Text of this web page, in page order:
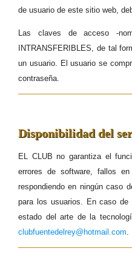
de usuario de este sitio web,
Las claves de acceso -
INTRANSFERIBLES, de tal
un usuario. El usuario se
contraseña.
Disponibilidad del
EL CLUB no garantiza el
errores de software, fallos
respondiendo en ningún caso
para los usuarios. En caso de
estado del arte de la
clubfuentedelrey@hotmail.com.